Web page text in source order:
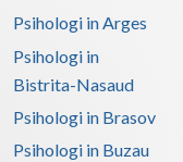
Psihologi in Arges
Psihologi in
Bistrita-Nasaud
Psihologi in Brasov
Psihologi in Buzau